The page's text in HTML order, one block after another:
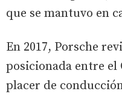
que se mantuvo en
En 2017, Porsche
posicionada entre el
placer de